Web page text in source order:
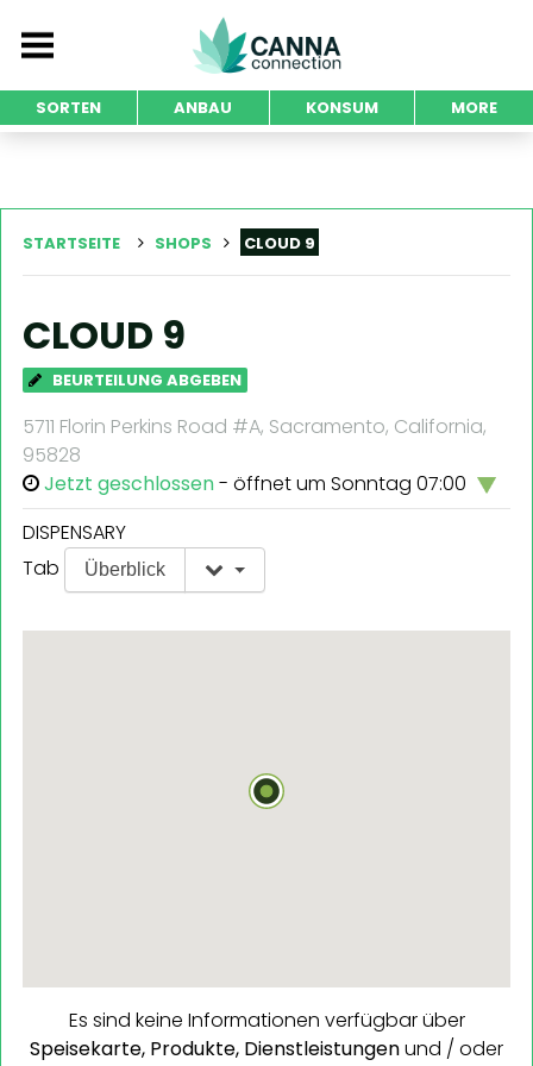
SORTEN ANBAU KONSUM MORE
STARTSEITE SHOPS CLOUD 9
CLOUD 9
BEURTEILUNG ABGEBEN
5711 Florin Perkins Road #A, Sacramento, California,
95828
Jetzt geschlossen- öffnet um Sonntag 07:00
DISPENSARY
Tab
Überblick
Es sind keine Informationen verfügbar über
Speisekarte, Produkte, Dienstleistungenund / oder